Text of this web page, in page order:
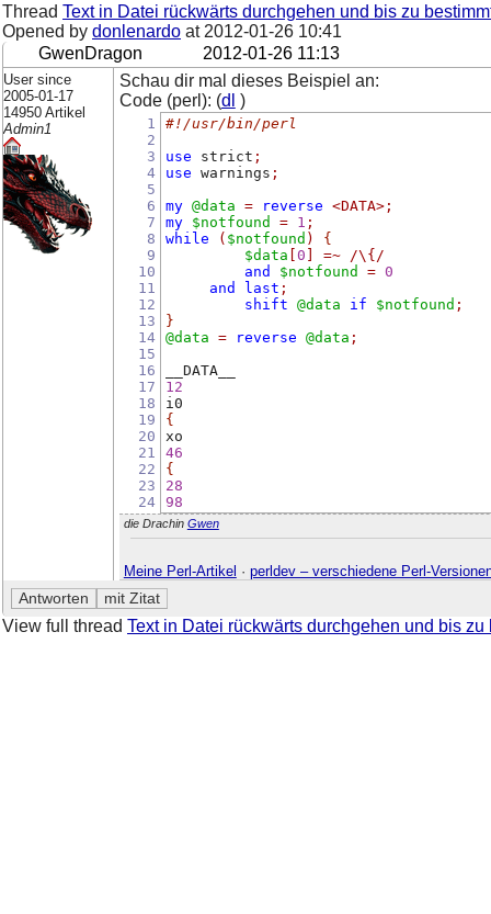
Thread Text in Datei rückwärts durchgehen und bis zu
Opened by donlenardo at 2012-01-26 10:41
GwenDragon
2012-01-26 11:13
User since
2005-01-17
14950 Artikel
Admin1
Schau dir mal dieses Beispiel an:
Code (perl): (dl )
1
2
3
4
5
6
7
8
9
10
11
12
13
14
15
16
17
18
19
20
21
22
23
24
#!/usr/bin/perl
use strict ;
use warnings ;
my @data = reverse <DATA>;
my
$notfound = 1 ;
while
( $notfound )
{
$data 0 =~
/\{/
and
$notfound = 0
and
last ;
shift @data if $notfound ;
}
@data = reverse @data ;
__DATA__
12
i0
{
xo
46
{
28
98
die Drachin Gwen
Meine Perl-Artikel · perldev – verschiedene Perl-
View full thread Text in Datei rückwärts durchgehen und bis